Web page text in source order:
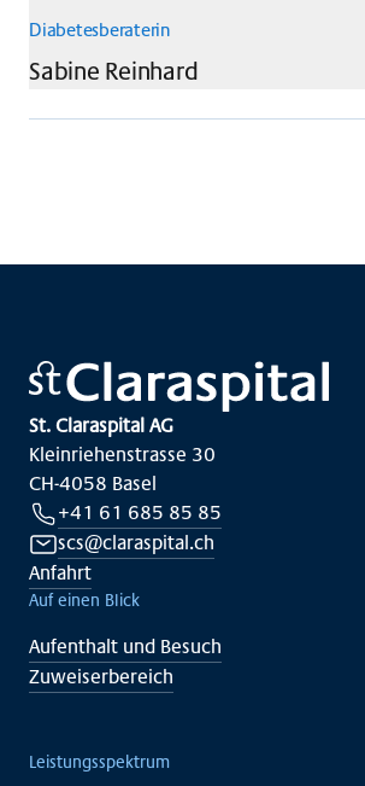
Diabetesberaterin
Sabine Reinhard
St. Claraspital AG
Kleinriehenstrasse 30
CH-4058 Basel
+41 61 685 85 85
scs@claraspital.ch
Anfahrt
Auf einen Blick
Aufenthalt und Besuch
Zuweiserbereich
Leistungsspektrum